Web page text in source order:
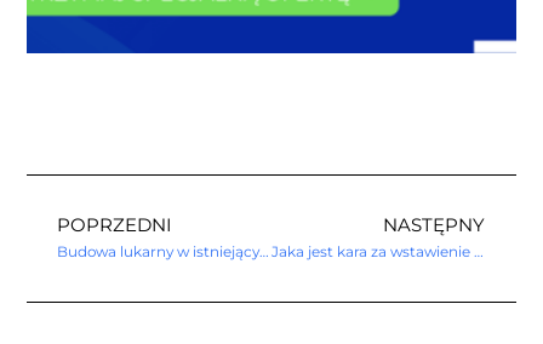
POPRZEDNI
Budowa lukarny w istniejącym dachu – krok po kroku
NASTĘPNY
Jaka jest kara za wstawienie okna dachowego bez pozwolenia?